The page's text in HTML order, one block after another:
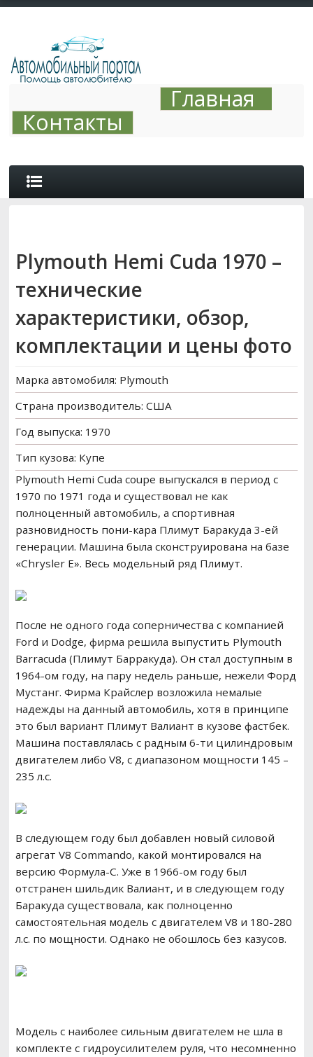
Главная
Контакты
АВТО ТЮНИНГ
Plymouth Hemi Cuda 1970 –
технические
характеристики, обзор,
комплектации и цены фото
Марка автомобиля: Plymouth
Страна производитель: США
Год выпуска: 1970
Тип кузова: Купе
Plymouth Hemi Cuda coupe выпускался в период с
1970 по 1971 года и существовал не как
полноценный автомобиль, а спортивная
разновидность пони-кара Плимут Баракуда 3-ей
генерации. Машина была сконструирована на базе
«Chrysler E». Весь модельный ряд Плимут.
После не одного года соперничества с компанией
Ford и Dodge, фирма решила выпустить Plymouth
Barracuda (Плимут Барракуда). Он стал доступным в
1964-ом году, на пару недель раньше, нежели Форд
Мустанг. Фирма Крайслер возложила немалые
надежды на данный автомобиль, хотя в принципе
это был вариант Плимут Валиант в кузове фастбек.
Машина поставлялась с радным 6-ти цилиндровым
двигателем либо V8, с диапазоном мощности 145 –
235 л.с.
В следующем году был добавлен новый силовой
агрегат V8 Commando, какой монтировался на
версию Формула-С. Уже в 1966-ом году был
отстранен шильдик Валиант, и в следующем году
Баракуда существовала, как полноценно
самостоятельная модель с двигателем V8 и 180-280
л.с. по мощности. Однако не обошлось без казусов.
Модель с наиболее сильным двигателем не шла в
комплекте с гидроусилителем руля, что несомненно